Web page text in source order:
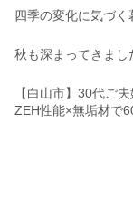
四季の変化に気づ
秋も深まってきまし
【白山市】30代ご
ZEH性能×無垢材で